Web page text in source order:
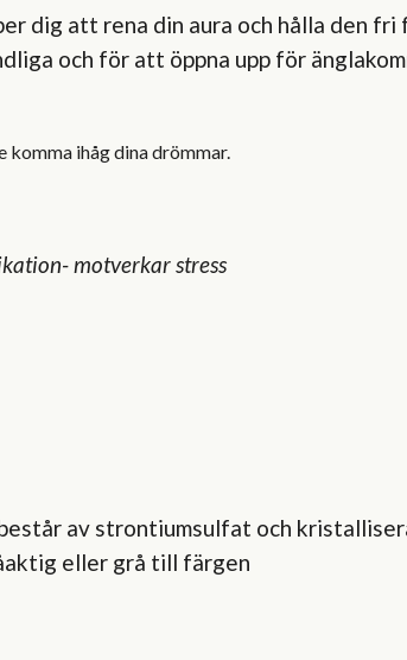
dig att rena din aura och hålla den
och för att öppna upp för
ihåg dina drömmar.
motverkar stress
av strontiumsulfat och
eller grå till färgen